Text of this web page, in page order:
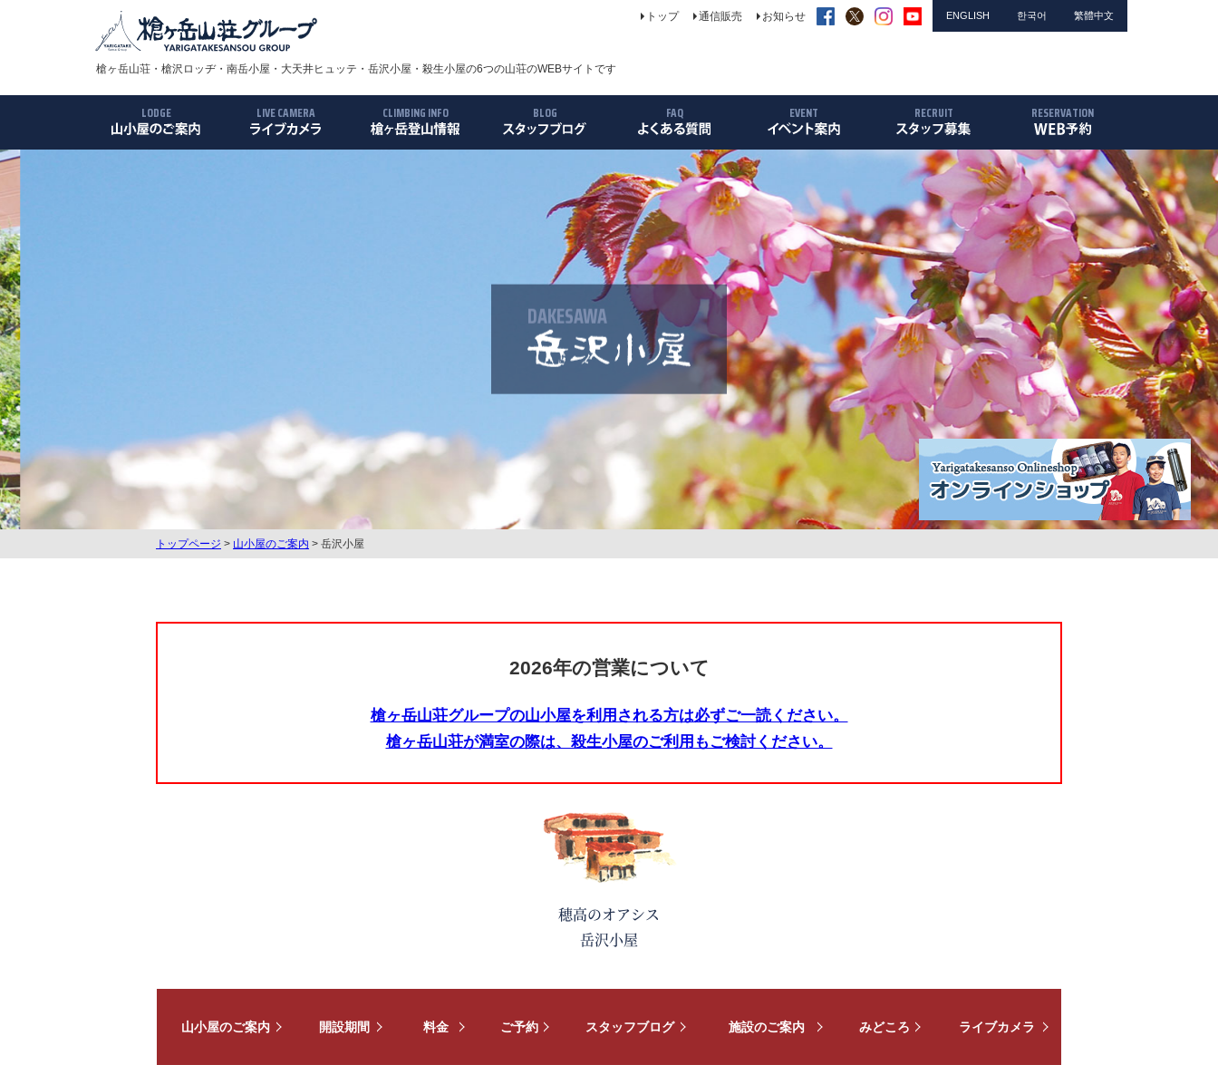
槍ヶ岳山荘・槍沢ロッヂ・南岳小屋・大天井ヒュッテ・岳沢小屋・殺生小屋の6つの山荘のWEBサイトです
トップ 通信販売 お知らせ ENGLISH 한국어 繁體中文
LODGE LIVE CAMERA CLIMBING INFO BLOG FAQ EVENT RECRUIT RESERVATION
DAKESAWA
トップページ > 山小屋のご案内 > 岳沢小屋
2026年の営業について
槍ヶ岳山荘グループの山小屋を利用される方は必ずご一読ください。
槍ヶ岳山荘が満室の際は、殺生小屋のご利用もご検討ください。
穂高のオアシス
岳沢小屋
山小屋のご案内 開設期間 料金 ご予約 スタッフブログ 施設のご案内 みどころ ライブカメラ